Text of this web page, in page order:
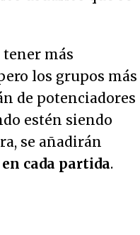
más
los grupos más
de potenciadores
estén siendo
se añadirán
cada partida.